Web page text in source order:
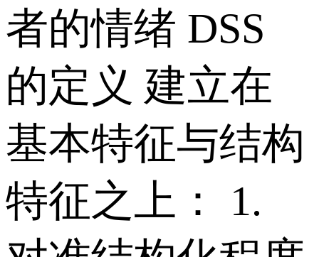
者的情绪 DSS
的定义 建立在
基本特征与结构
特征之上： 1.